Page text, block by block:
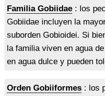
Familia Gobiidae: los
Gobiidae incluyen la
suborden Gobioidei. Si
la familia viven en agua
en agua dulce y pueden
Orden Gobiiformes: los